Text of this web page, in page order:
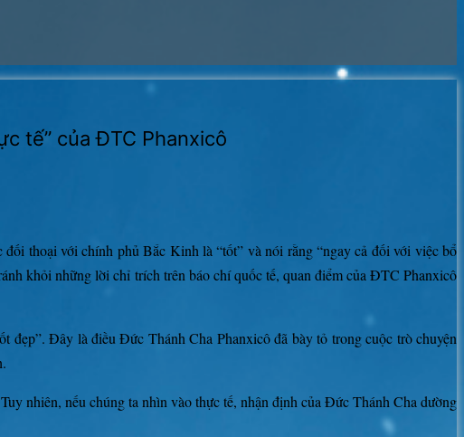
tế” của ĐTC Phanxicô
thoại với chính phủ Bắc Kinh là “tốt” và nói rằng “ngay cả đối với việc bổ
khỏi những lời chỉ trích trên báo chí quốc tế, quan điểm của ĐTC Phanxicô
Đây là điều Đức Thánh Cha Phanxicô đã bày tỏ trong cuộc trò chuyện
nhiên, nếu chúng ta nhìn vào thực tế, nhận định của Đức Thánh Cha dường